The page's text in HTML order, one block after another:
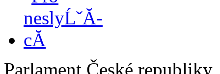
Parlament České